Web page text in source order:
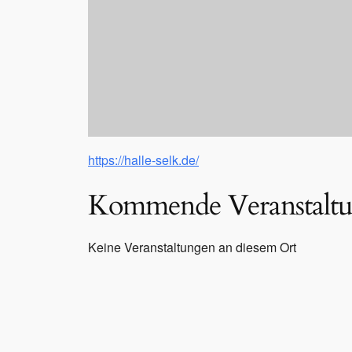
https://halle-selk.de/
Kommende
Keine Veranstaltungen an diesem Ort